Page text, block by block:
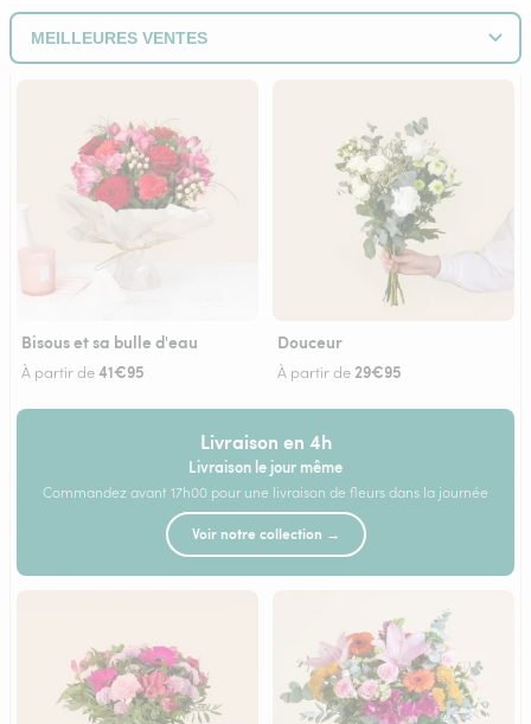
Bisous et sa bulle d'eau
À partir de41€95
Douceur
À partir de 29€95
Livraison en 4h
Livraison le jour même
Commandez avant 17h00 pour une livraison de fleurs dans la journée
Voir notre collection →